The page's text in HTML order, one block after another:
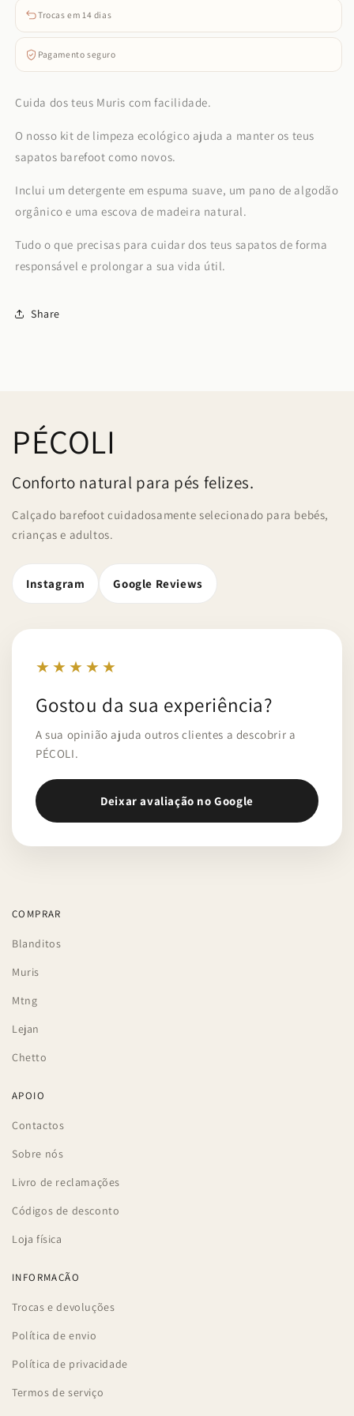
Trocas em 14 dias
Pagamento seguro
Cuida dos teus Muris com facilidade.
O nosso kit de limpeza ecológico ajuda a manter os teus
sapatos barefoot como novos.
Inclui um detergente em espuma suave, um pano de algodão
orgânico e uma escova de madeira natural.
Tudo o que precisas para cuidar dos teus sapatos de forma
responsável e prolongar a sua vida útil.
Share
PÉCOLI
Conforto natural para pés felizes.
Calçado barefoot cuidadosamente selecionado para bebés,
crianças e adultos.
Instagram Google Reviews
★★★★★
Gostou da sua experiência?
A sua opinião ajuda outros clientes a descobrir a
PÉCOLI.
Deixar avaliação no Google
COMPRAR
Blanditos
Muris
Mtng
Lejan
Chetto
APOIO
Contactos
Sobre nós
Livro de reclamações
Códigos de desconto
Loja física
INFORMAÇÃO
Trocas e devoluções
Política de envio
Política de privacidade
Termos de serviço